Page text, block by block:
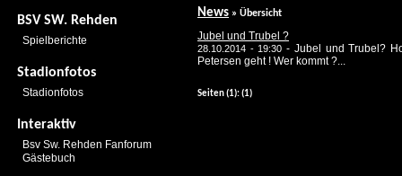
BSV SW. Rehden
Spielberichte
Stadionfotos
Stadionfotos
Interaktiv
Bsv Sw. Rehden Fanforum
Gästebuch
News » Übersicht
Jubel und Trubel ?
28.10.2014 - 19:30 - Jubel und Trubel?
Petersen geht ! Wer kommt ?...
Seiten(1):(1)